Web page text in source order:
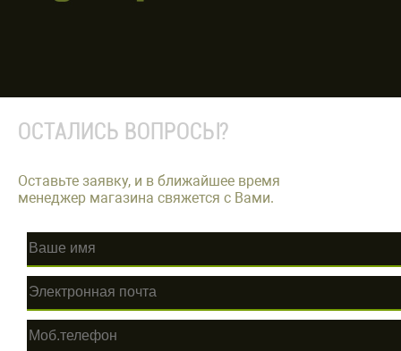
ОСТАЛИСЬ ВОПРОСЫ?
Оставьте заявку, и в ближайшее время
менеджер магазина свяжется с Вами.